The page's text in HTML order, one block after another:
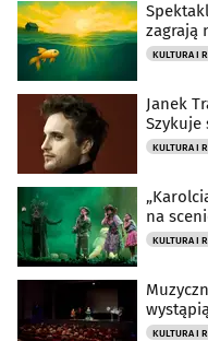
zagrają
Janek
Szykuje
na